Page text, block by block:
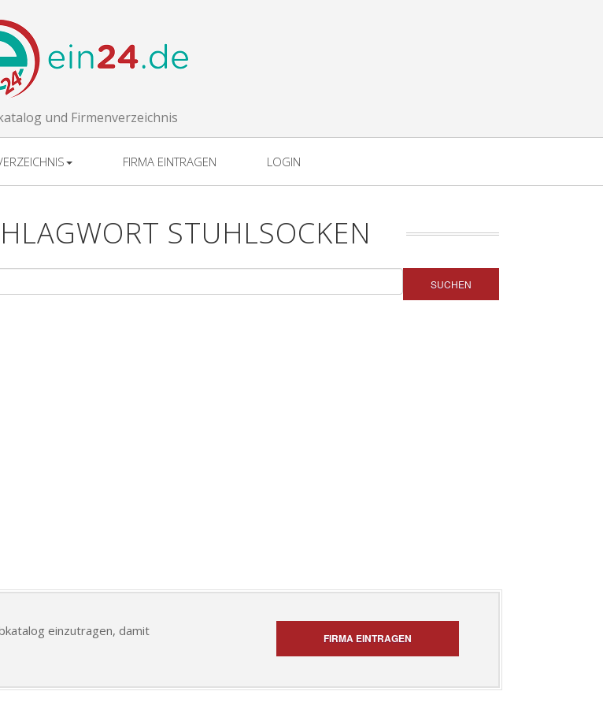
und Firmenverzeichnis
FIRMA EINTRAGEN LOGIN
STUHLSOCKEN
SUCHEN
einzutragen, damit
FIRMA EINTRAGEN